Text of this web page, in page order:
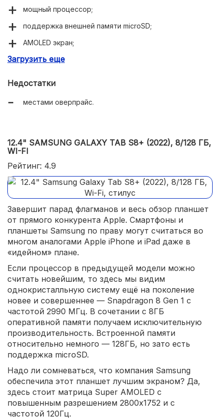
мощный процессор;
поддержка внешней памяти microSD;
AMOLED экран;
частота экрана 120Гц;
Загрузить еще
Недостатки
местами оверпрайс.
12.4" SAMSUNG GALAXY TAB S8+ (2022), 8/128 ГБ,
WI-FI
Рейтинг: 4.9
Завершит парад флагманов и весь обзор планшет
от прямого конкурента Apple. Смартфоны и
планшеты Samsung по праву могут считаться во
многом аналогами Apple iPhone и iPad даже в
«идейном» плане.
Если процессор в предыдущей модели можно
считать новейшим, то здесь мы видим
однокристалльную систему ещё на поколение
новее и совершеннее — Snapdragon 8 Gen 1 с
частотой 2990 МГц. В сочетании с 8ГБ
оперативной памяти получаем исключительную
производительность. Встроенной памяти
относительно немного — 128ГБ, но зато есть
поддержка microSD.
Надо ли сомневаться, что компания Samsung
обеспечила этот планшет лучшим экраном? Да,
здесь стоит матрица Super AMOLED с
повышенным разрешением 2800x1752 и с
частотой 120Гц.